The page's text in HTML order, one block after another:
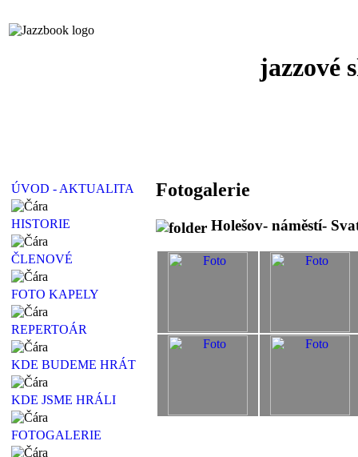
jazzové
ÚVOD - AKTUALITA
HISTORIE
ČLENOVÉ
FOTO KAPELY
REPERTOÁR
KDE BUDEME HRÁT
KDE JSME HRÁLI
FOTOGALERIE
Fotogalerie
Holešov- náměstí-